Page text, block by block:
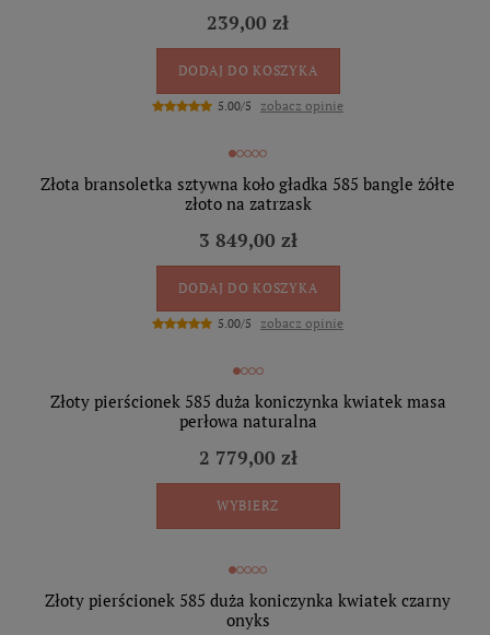
239,00 zł
DODAJ DO KOSZYKA
5.00/5 zobacz opinie
Złota bransoletka sztywna koło gładka 585 bangle żółte
złoto na zatrzask
3 849,00 zł
DODAJ DO KOSZYKA
5.00/5 zobacz opinie
Złoty pierścionek 585 duża koniczynka kwiatek masa
perłowa naturalna
2 779,00 zł
WYBIERZ
Złoty pierścionek 585 duża koniczynka kwiatek czarny
onyks